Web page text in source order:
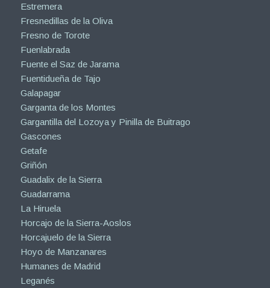
Estremera
Fresnedillas de la Oliva
Fresno de Torote
Fuenlabrada
Fuente el Saz de Jarama
Fuentidueña de Tajo
Galapagar
Garganta de los Montes
Gargantilla del Lozoya y Pinilla de Buitrago
Gascones
Getafe
Griñón
Guadalix de la Sierra
Guadarrama
La Hiruela
Horcajo de la Sierra-Aoslos
Horcajuelo de la Sierra
Hoyo de Manzanares
Humanes de Madrid
Leganés